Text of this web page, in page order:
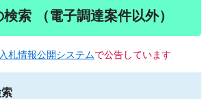
索 （電子調達案件以外）
入札情報公開システムで公告しています